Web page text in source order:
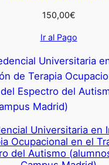
150,00€
Ir al Pago
Universitaria en
Ocupacional en el
del Autismo